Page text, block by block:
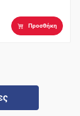
Προσθήκη